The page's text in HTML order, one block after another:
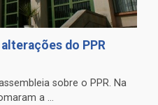
do PPR
sobre o PPR. Na
a ...